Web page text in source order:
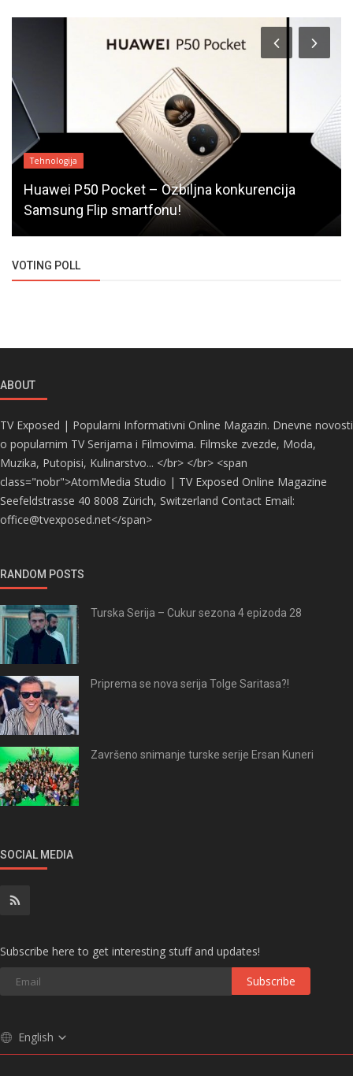
Tehnologija
Huawei P50 Pocket – Ozbiljna konkurencija
Samsung Flip smartfonu!
VOTING POLL
ABOUT
TV Exposed | Popularni Informativni Online Magazin. Dnevne novosti
o popularnim TV Serijama i Filmovima. Filmske zvezde, Moda,
Muzika, Putopisi, Kulinarstvo... </br> </br> <span
class="nobr">AtomMedia Studio | TV Exposed Online Magazine
Seefeldstrasse 40 8008 Zürich, Switzerland Contact Email:
office@tvexposed.net</span>
RANDOM POSTS
Turska Serija – Cukur sezona 4 epizoda 28
Priprema se nova serija Tolge Saritasa?!
Završeno snimanje turske serije Ersan Kuneri
SOCIAL MEDIA
Subscribe here to get interesting stuff and updates!
Subscribe
English